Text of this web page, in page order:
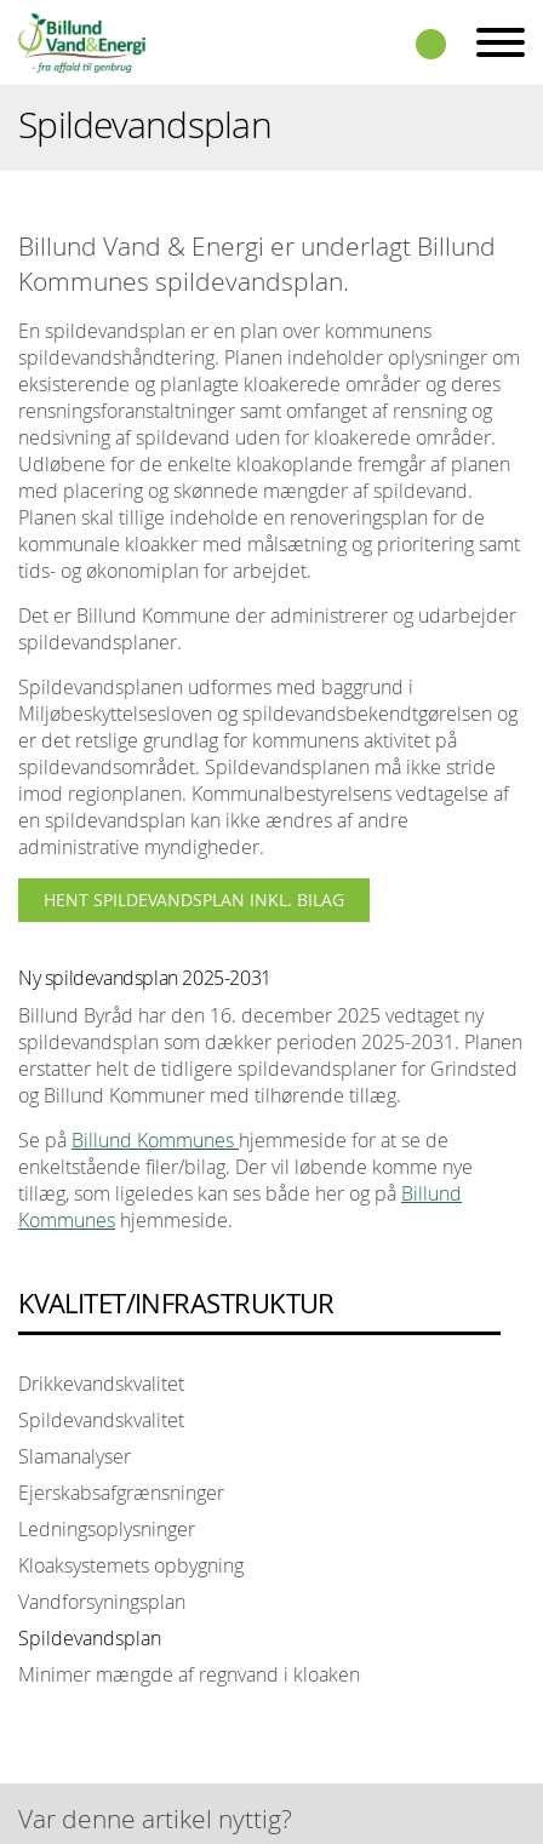
Spildevandsplan
Billund Vand & Energi er underlagt Billund
Kommunes spildevandsplan.
En spildevandsplan er en plan over kommunens
spildevandshåndtering. Planen indeholder oplysninger om
eksisterende og planlagte kloakerede områder og deres
rensningsforanstaltninger samt omfanget af rensning og
nedsivning af spildevand uden for kloakerede områder.
Udløbene for de enkelte kloakoplande fremgår af planen
med placering og skønnede mængder af spildevand.
Planen skal tillige indeholde en renoveringsplan for de
kommunale kloakker med målsætning og prioritering samt
tids- og økonomiplan for arbejdet.
Det er Billund Kommune der administrerer og udarbejder
spildevandsplaner.
Spildevandsplanen udformes med baggrund i
Miljøbeskyttelsesloven og spildevandsbekendtgørelsen og
er det retslige grundlag for kommunens aktivitet på
spildevandsområdet. Spildevandsplanen må ikke stride
imod regionplanen. Kommunalbestyrelsens vedtagelse af
en spildevandsplan kan ikke ændres af andre
administrative myndigheder.
HENT SPILDEVANDSPLAN INKL. BILAG
Ny spildevandsplan 2025-2031
Billund Byråd har den 16. december 2025 vedtaget ny
spildevandsplan som dækker perioden 2025-2031. Planen
erstatter helt de tidligere spildevandsplaner for Grindsted
og Billund Kommuner med tilhørende tillæg.
Se på Billund Kommunes hjemmeside for at se de
enkeltstående filer/bilag. Der vil løbende komme nye
tillæg, som ligeledes kan ses både her og på Billund
Kommunes hjemmeside.
KVALITET/INFRASTRUKTUR
Drikkevandskvalitet
Spildevandskvalitet
Slamanalyser
Ejerskabsafgrænsninger
Ledningsoplysninger
Kloaksystemets opbygning
Vandforsyningsplan
Spildevandsplan
Minimer mængde af regnvand i kloaken
Var denne artikel nyttig?